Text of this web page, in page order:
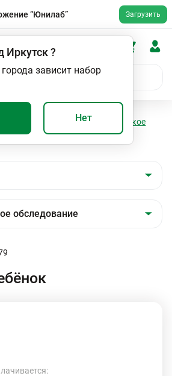
“Юнилаб” Загрузить
Иркутск?
зависит набор
Нет
Профилактическое
ребёнок